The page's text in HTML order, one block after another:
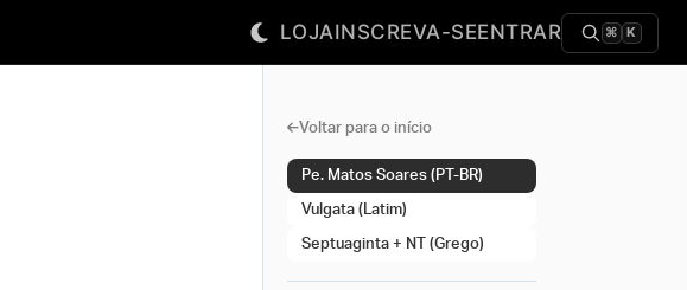
LOJAINSCREVA-SEENTRAR ⌘ K
Voltar para o início
Pe. Matos Soares (PT-BR)
Vulgata (Latim)
Septuaginta + NT (Grego)